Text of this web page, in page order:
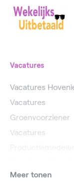
Vacatures
Vacatures
Vacatures
Groenvoorziener
Vacatures
Vacatures
Meer tonen